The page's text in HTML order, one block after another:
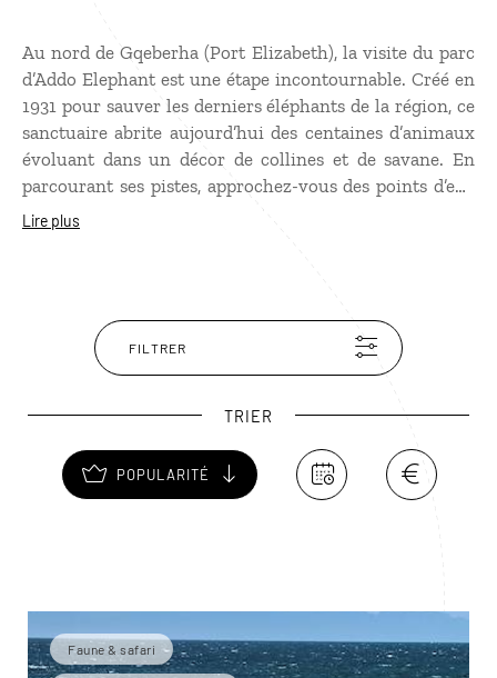
Au nord de Gqeberha (Port Elizabeth), la visite du parc
d’Addo Elephant est une étape incontournable. Créé en
1931 pour sauver les derniers éléphants de la région, ce
sanctuaire abrite aujourd’hui des centaines d’animaux
évoluant dans un décor de collines et de savane. En
parcourant ses pistes, approchez-vous des points d’eau
où, avec un peu de chance, vous observerez une famille
rhinocéros, lion, buffle, léopard, baleine et grand requin
Lire plus
FILTRER
TRIER
POPULARITÉ
Faune & safari